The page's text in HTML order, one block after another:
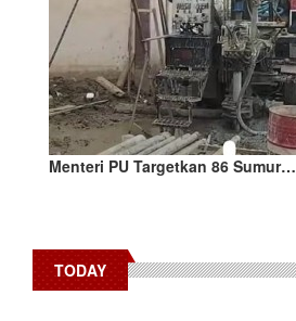
Menteri PU Targetkan 86 Sumur…
TODAY